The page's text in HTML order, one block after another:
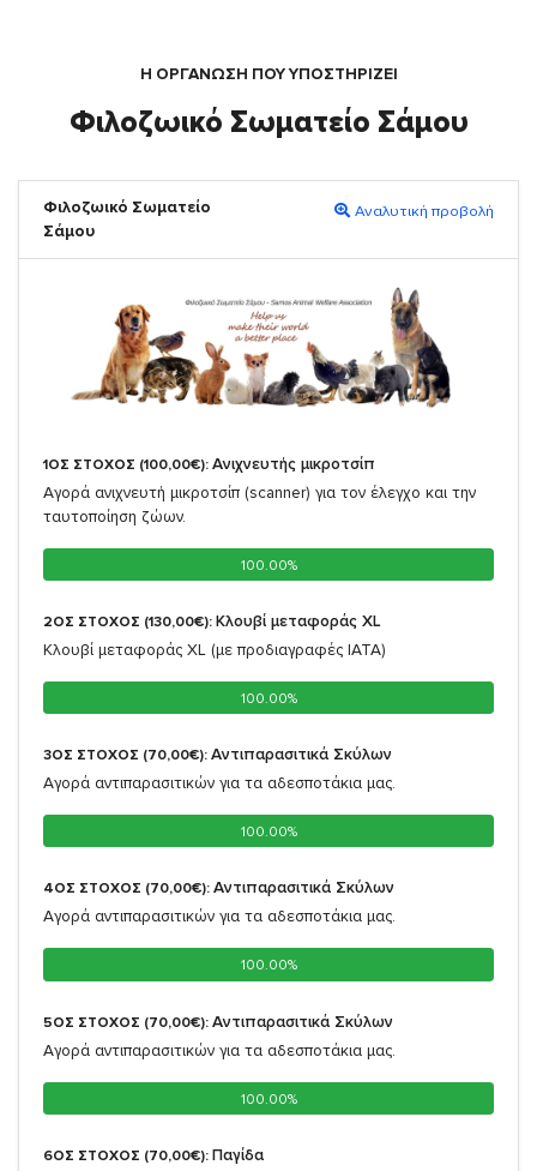
Η ΟΡΓΆΝΩΣΗ ΠΟΥ ΥΠΟΣΤΗΡΙΖΕΙ
Φιλοζωικό Σωματείο Σάμου
Φιλοζωικό Σωματείο
Σάμου
Αναλυτική προβολή
1ΟΣ ΣΤΟΧΟΣ (100,00€): Ανιχνευτής μικροτσίπ
Αγορά ανιχνευτή μικροτσίπ (scanner) για τον έλεγχο και την
ταυτοποίηση ζώων.
100.00%
100.00%
2ΟΣ ΣΤΟΧΟΣ (130,00€): Κλουβί μεταφοράς XL
Κλουβί μεταφοράς XL (με προδιαγραφές IATA)
100.00%
100.00%
3ΟΣ ΣΤΟΧΟΣ (70,00€): Αντιπαρασιτικά Σκύλων
Αγορά αντιπαρασιτικών για τα αδεσποτάκια μας.
100.00%
100.00%
4ΟΣ ΣΤΟΧΟΣ (70,00€): Αντιπαρασιτικά Σκύλων
Αγορά αντιπαρασιτικών για τα αδεσποτάκια μας.
100.00%
100.00%
5ΟΣ ΣΤΟΧΟΣ (70,00€): Αντιπαρασιτικά Σκύλων
Αγορά αντιπαρασιτικών για τα αδεσποτάκια μας.
100.00%
100.00%
6ΟΣ ΣΤΟΧΟΣ (70,00€): Παγίδα